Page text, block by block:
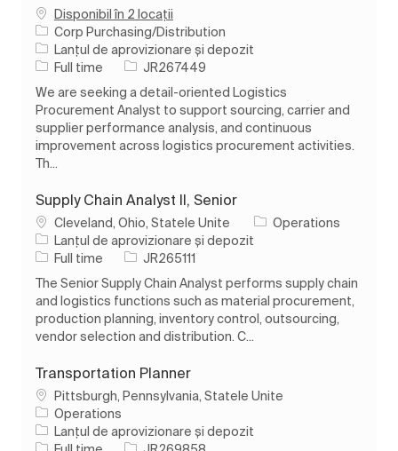
Disponibil în 2 locații
Corp Purchasing/Distribution
Categorie
Lanțul de aprovizionare și depozit
Tipul postului
Full time Job IdJR267449
We are seeking a detail-oriented Logistics
Procurement Analyst to support sourcing, carrier and
supplier performance analysis, and continuous
improvement across logistics procurement activities.
Th...
Supply Chain Analyst II, Senior
LocCleveland, Ohio, Statele Unite
Operations
Categorie
Lanțul de aprovizionare și depozit
Tipul postului
Full time Job IdJR265111
The Senior Supply Chain Analyst performs supply chain
and logistics functions such as material procurement,
production planning, inventory control, outsourcing,
vendor selection and distribution. C...
Transportation Planner
LocPittsburgh, Pennsylvania, Statele Unite
Operations
Categorie
Lanțul de aprovizionare și depozit
Tipul postului
Job Id